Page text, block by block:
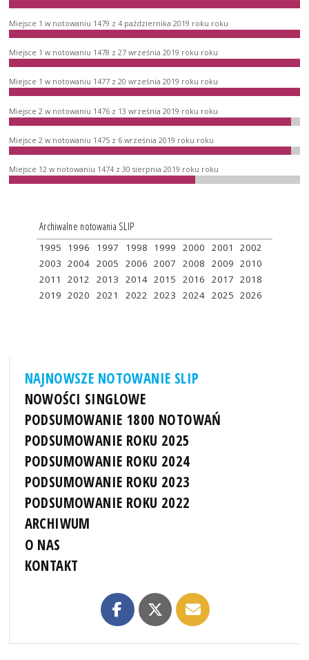
Miejsce 1 w notowaniu 1479 z 4 października 2019 roku roku
Miejsce 1 w notowaniu 1478 z 27 września 2019 roku roku
Miejsce 1 w notowaniu 1477 z 20 września 2019 roku roku
Miejsce 2 w notowaniu 1476 z 13 września 2019 roku roku
Miejsce 2 w notowaniu 1475 z 6 września 2019 roku roku
Miejsce 12 w notowaniu 1474 z 30 sierpnia 2019 roku roku
Archiwalne notowania SLIP
1995 1996 1997 1998 1999 2000 2001
2002
2003 2004 2005 2006 2007 2008 2009 2010
2011
2012 2013 2014 2015 2016 2017 2018
2019 2020 2021 2022 2023 2024 2025 2026
NAJNOWSZE NOTOWANIE SLIP
NOWOŚCI SINGLOWE
PODSUMOWANIE 1800 NOTOWAŃ
PODSUMOWANIE ROKU 2025
PODSUMOWANIE ROKU 2024
PODSUMOWANIE ROKU 2023
PODSUMOWANIE ROKU 2022
ARCHIWUM
O NAS
KONTAKT